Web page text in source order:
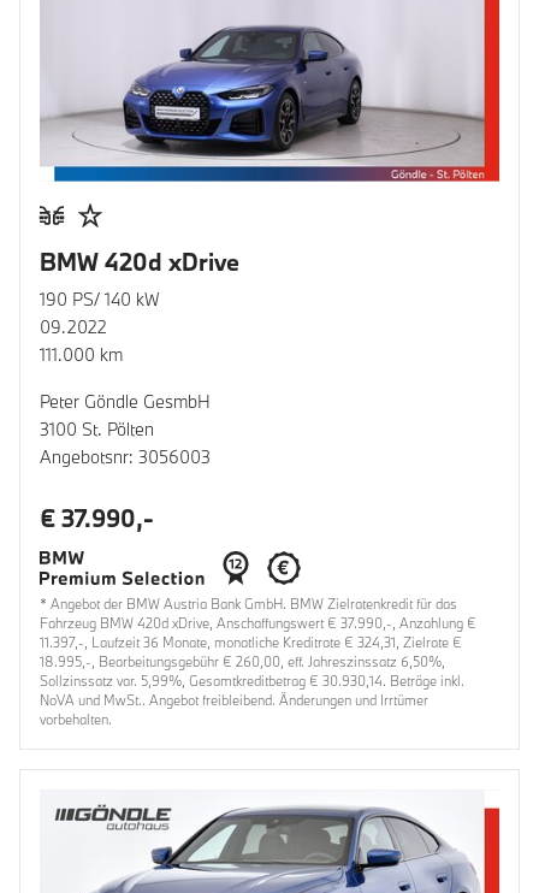
BMW 420d xDrive
190 PS/ 140 kW
09.2022
111.000 km
Peter Göndle GesmbH
3100 St. Pölten
Angebotsnr: 3056003
€ 37.990,-
* Angebot der BMW Austria Bank GmbH. BMW Zielratenkredit für das
Fahrzeug BMW 420d xDrive, Anschaffungswert € 37.990,-, Anzahlung €
11.397,-, Laufzeit 36 Monate, monatliche Kreditrate € 324,31, Zielrate €
18.995,-, Bearbeitungsgebühr € 260,00, eff. Jahreszinssatz 6,50%,
Sollzinssatz var. 5,99%, Gesamtkreditbetrag € 30.930,14. Beträge inkl.
NoVA und MwSt.. Angebot freibleibend. Änderungen und Irrtümer
vorbehalten.